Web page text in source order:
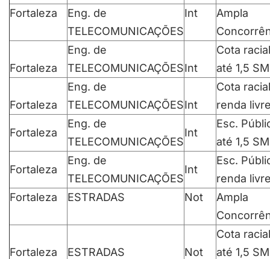
Fortaleza
Eng. de
TELECOMUNICAÇÕES
Int
Ampla
Fortaleza
Eng. de
TELECOMUNICAÇÕESInt
Cota racial
até 1,5 SM
Fortaleza
Eng. de
TELECOMUNICAÇÕESInt
Cota racial
renda
Fortaleza
Eng. de
TELECOMUNICAÇÕES
Int
Esc.
até 1,5 SM
Fortaleza
Eng. de
TELECOMUNICAÇÕES
Int
Esc.
renda
Fortaleza
ESTRADAS Not
Ampla
Fortaleza ESTRADAS Not
Cota racial
até 1,5 SM